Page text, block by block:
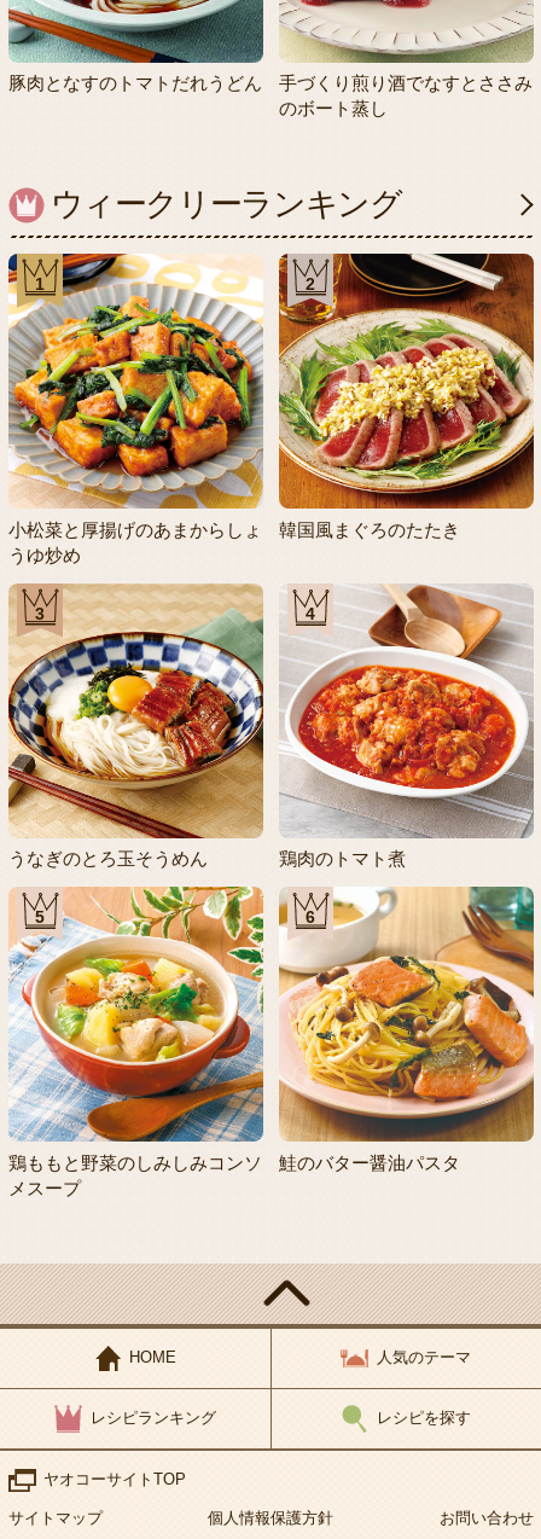
豚肉となすのトマトだれうどん
手づくり煎り酒でなすとささみ
のボート蒸し
ウィークリーランキング
1
小松菜と厚揚げのあまからしょ
うゆ炒め
2
韓国風まぐろのたたき
3
うなぎのとろ玉そうめん
4
鶏肉のトマト煮
5
鶏ももと野菜のしみしみコンソ
メスープ
6
鮭のバター醤油パスタ
HOME 人気のテーマ
レシピランキング レシピを探す
ヤオコーサイトTOP
サイトマップ 個人情報保護方針 お問い合わせ